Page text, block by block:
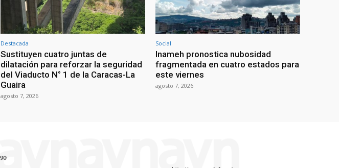
Destacada
Sustituyen cuatro juntas de
dilatación para reforzar la seguridad
del Viaducto N° 1 de la Caracas-La
Guaira
agosto 7, 2026
Social
Inameh pronostica nubosidad
fragmentada en cuatro estados para
este viernes
agosto 7, 2026